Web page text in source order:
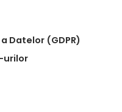
Datelor (GDPR)
urilor